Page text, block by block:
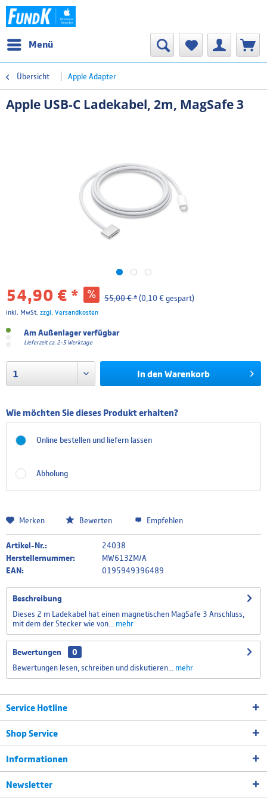
Menü
Übersicht Apple Adapter
Apple USB-C Ladekabel, 2m, MagSafe 3
54,90 € * 55,00 € *(0,10 € gespart)
inkl. MwSt. zzgl. Versandkosten
Am Außenlager verfügbar
Lieferzeit ca. 2-5 Werktage
In den Warenkorb
Wie möchten Sie dieses Produkt erhalten?
Online bestellen und liefern lassen
Abholung
Merken Bewerten Empfehlen
Artikel-Nr.:
24038
Herstellernummer:
MW613ZM/A
EAN:
0195949396489
Beschreibung
Dieses 2 m Ladekabel hat einen magnetischen MagSafe 3 Anschluss,
mit dem der Stecker wie von...
mehr
Bewertungen
0
Bewertungen lesen, schreiben und diskutieren...
mehr
Service Hotline
Shop Service
Informationen
Newsletter